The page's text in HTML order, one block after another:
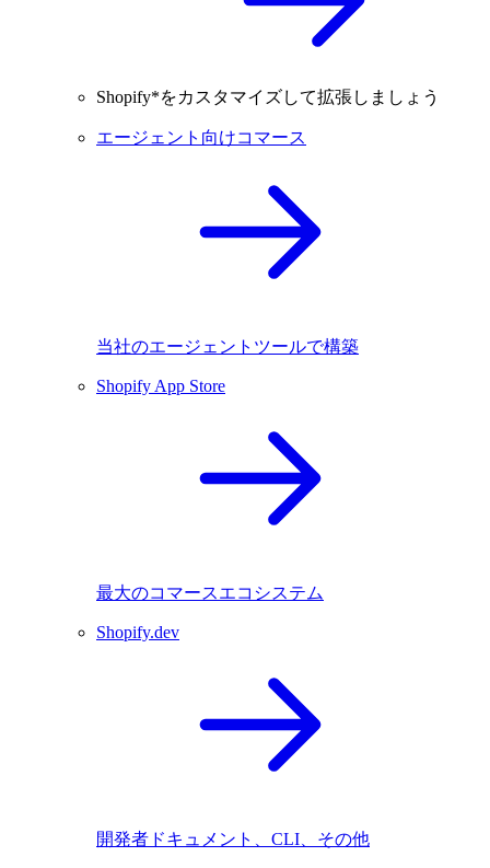
Shopify*をカスタマイズして拡張しましょう
エージェント向けコマース
当社のエージェントツールで構築
Shopify App Store
最大のコマースエコシステム
Shopify.dev
開発者ドキュメント、CLI、その他